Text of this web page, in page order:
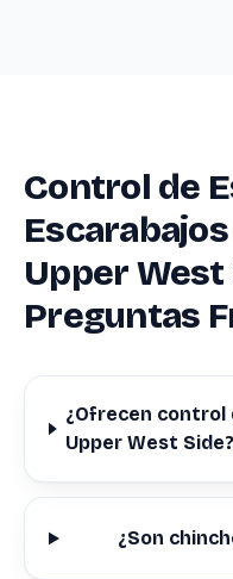
Control de
Upper
Preguntas
¿Ofrecen control
Upper West Side?
¿Son